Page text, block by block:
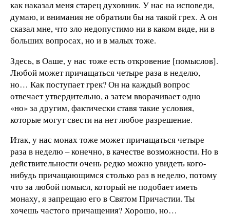
как наказал меня старец духовник. У нас на исповеди,
думаю, и внимания не обратили бы на такой грех. А он
сказал мне, что зло недопустимо ни в каком виде, ни в
больших вопросах, но и в малых тоже.
Здесь, в Оаше, у нас тоже есть откровение [помыслов].
Любой может причащаться четыре раза в неделю,
но… Как поступает грек? Он на каждый вопрос
отвечает утвердительно, а затем вворачивает одно
«но» за другим, фактически ставя такие условия,
которые могут свести на нет любое разрешение.
Итак, у нас монах тоже может причащаться четыре
раза в неделю – конечно, в качестве возможности. Но в
действительности очень редко можно увидеть кого-
нибудь причащающимся столько раз в неделю, потому
что за любой помысл, который не подобает иметь
монаху, я запрещаю его в Святом Причастии. Ты
хочешь частого причащения? Хорошо, но…